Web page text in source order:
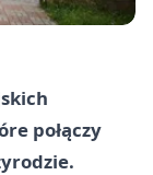
połączy